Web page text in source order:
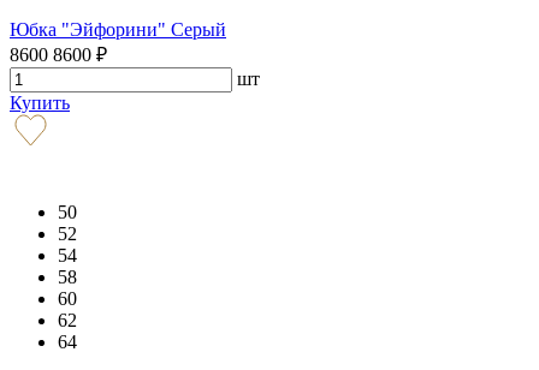
Юбка "Эйфорини" Серый
8600 8600 ₽
шт
Купить
50
52
54
58
60
62
64